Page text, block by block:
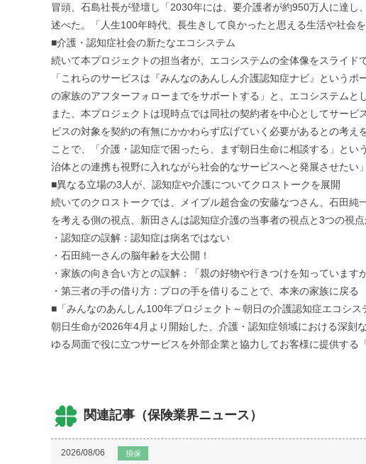
冒頭、石島社長が登壇し「2030年には、要介護者が約950万人に達
述べた。「人生100年時代、長生きして良かったと思える生活や社会
■介護・認知症社会の新たなエコシステム
続いて本プロジェクトの担当者が、エコシステムの全体像をスライド
「これらのサービスは『みんなのあんしん介護認知症ナビ』という
の家族のアフターフォローまでをサポートする」と、エコシステムと
また、本プロジェクトは現時点では同社の契約者を中心としてサー
ビスの対象を契約の有無にかかわらず広げていく必要があるとの考
ことで、「介護・認知症で困ったら、まず朝日生命に相談する」と
治体との連携も視野に入れながら社会的なサービスへと発展させたい
■異なる立場の3人が、認知症や介護についてクロストークを展開
続いてのクロストークでは、メイプル超合金の安藤なつさん、石田
を考える側の視点、新田さんは認知症介護の当事者の視点と3つの視
・認知症の誤解：認知症は病名ではない
・石田純一さんの脳年齢を大公開！
・家族の向き合い方との誤解：「親の好物や行きつけを知っていますか
・第三者の手の借り方：プロの手を借りることで、本来の家族に戻る
■「みんなのあんしん100年プロジェクト～朝日の介護認知症エコシス
朝日生命が2026年4月より開始した、介護・認知症領域における深刻
ゆる局面で役に立つサービスを外部企業と協力してお客様に提供する
関連記事（保険業界ニュース）
2026/08/06 損保